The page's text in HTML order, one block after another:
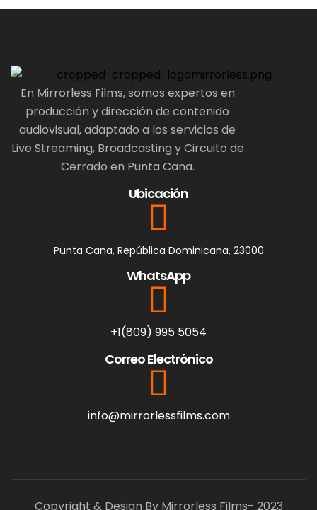
En Mirrorless Films, somos expertos en
producción y dirección de contenido
audiovisual, adaptado a los servicios de
Live Streaming, Broadcasting y Circuito de
Cerrado en Punta Cana.
Ubicación
Punta Cana, República Dominicana, 23000
WhatsApp
+1(809) 995 5054
Correo Electrónico
info@mirrorlessfilms.com
Copyright & Design By Mirrorless Films- 2023